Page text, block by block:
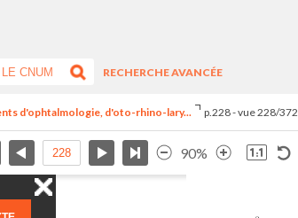
RECHERCHE AVANCÉE
d'ophtalmologie, d'oto-rhino-lary... p.228 - vue 228/372
90%